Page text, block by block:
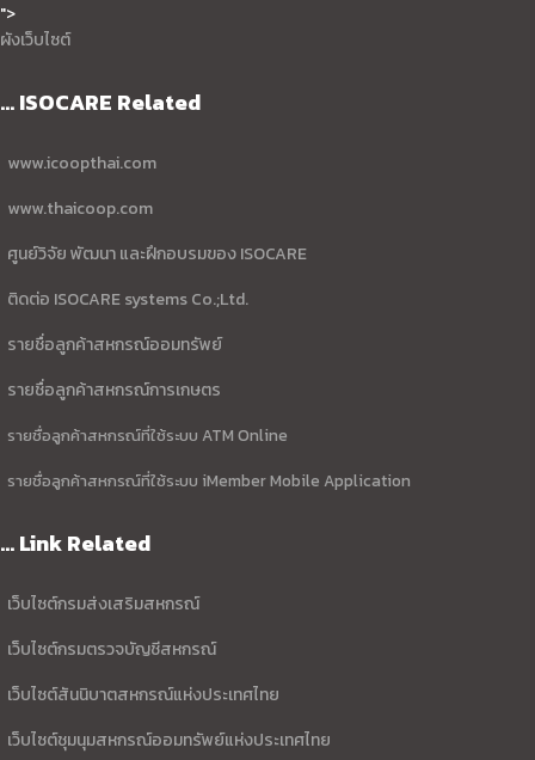
">
ผังเว็บไซต์
... ISOCARE Related
www.icoopthai.com
www.thaicoop.com
ศูนย์วิจัย พัฒนา และฝึกอบรมของ ISOCARE
ติดต่อ ISOCARE systems Co.;Ltd.
รายชื่อลูกค้าสหกรณ์ออมทรัพย์
รายชื่อลูกค้าสหกรณ์การเกษตร
รายชื่อลูกค้าสหกรณ์ที่ใช้ระบบ ATM Online
รายชื่อลูกค้าสหกรณ์ที่ใช้ระบบ iMember Mobile Application
... Link Related
เว็บไซต์กรมส่งเสริมสหกรณ์
เว็บไซต์กรมตรวจบัญชีสหกรณ์
เว็บไซต์สันนิบาตสหกรณ์แห่งประเทศไทย
เว็บไซต์ชุมนุมสหกรณ์ออมทรัพย์แห่งประเทศไทย